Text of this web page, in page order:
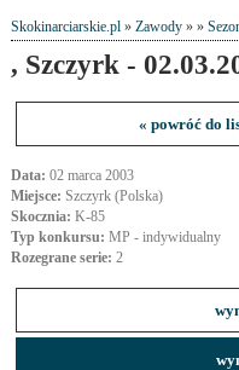
Skokinarciarskie.pl» Zawody» »
, Szczyrk -
« powróć do
Data: 02 marca 2003
Miejsce: Szczyrk (Polska)
Skocznia: K-85
Typ konkursu: MP - indywidualny
Rozegrane serie: 2